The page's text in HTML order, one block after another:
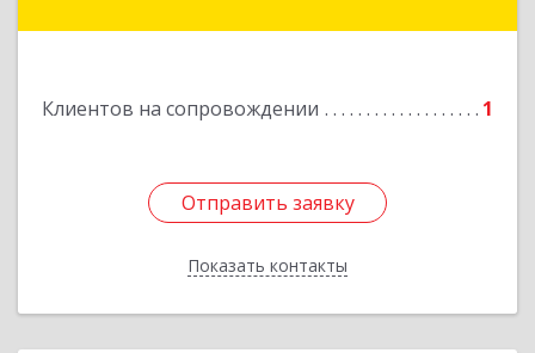
Клиентов на сопровождении 1
Отправить заявку
Показать контакты
Отправить заявку
Назад